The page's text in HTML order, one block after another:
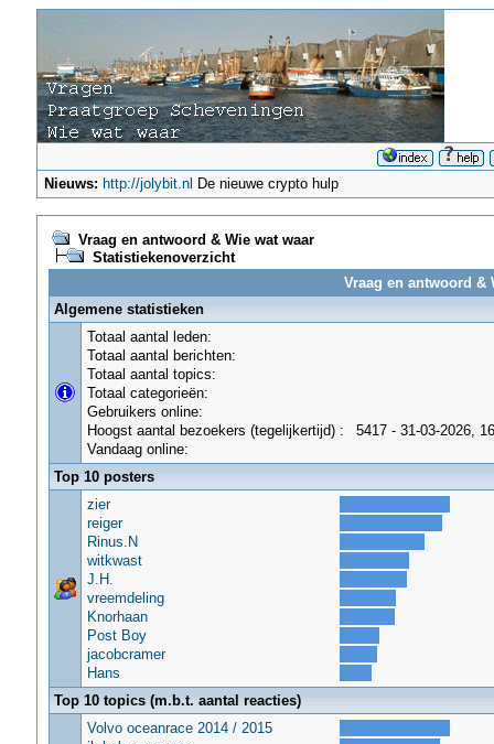
Nieuws: http://jolybit.nl De nieuwe crypto hulp
Vraag en antwoord & Wie wat waar
Statistiekenoverzicht
Vraag en antwoord &
Algemene statistieken
Totaal aantal leden:
Totaal aantal berichten:
Totaal aantal topics:
Totaal categorieën:
Gebruikers online:
Hoogst aantal bezoekers (tegelijkertijd) :
5417 - 31-03-2026,
Vandaag online:
Top 10 posters
zier
reiger
Rinus.N
witkwast
J.H.
vreemdeling
Knorhaan
Post Boy
jacobcramer
Hans
Top 10 topics (m.b.t. aantal reacties)
Volvo oceanrace 2014 / 2015